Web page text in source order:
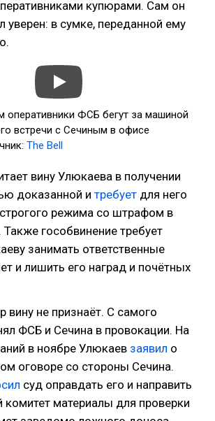
купюрами. Сам он
уверен: в сумке, переданной ему
оперативники ФСБ бегут за машиной
встречи с Сечиным в офисе
The Bell
вину Улюкаева в получении
доказанной и требует для него
режима со штрафом в
гособвинение требует
занимать ответственные
и лишить его наград и почётных
вину не признаёт. С самого
ФСБ и Сечина в провокации. На
в ноябре Улюкаев заявил о
оговоре со стороны Сечина.
суд оправдать его и направить
комитет материалы для проверки